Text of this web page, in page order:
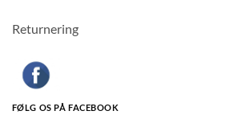
Returnering
FØLG OS PÅ FACEBOOK